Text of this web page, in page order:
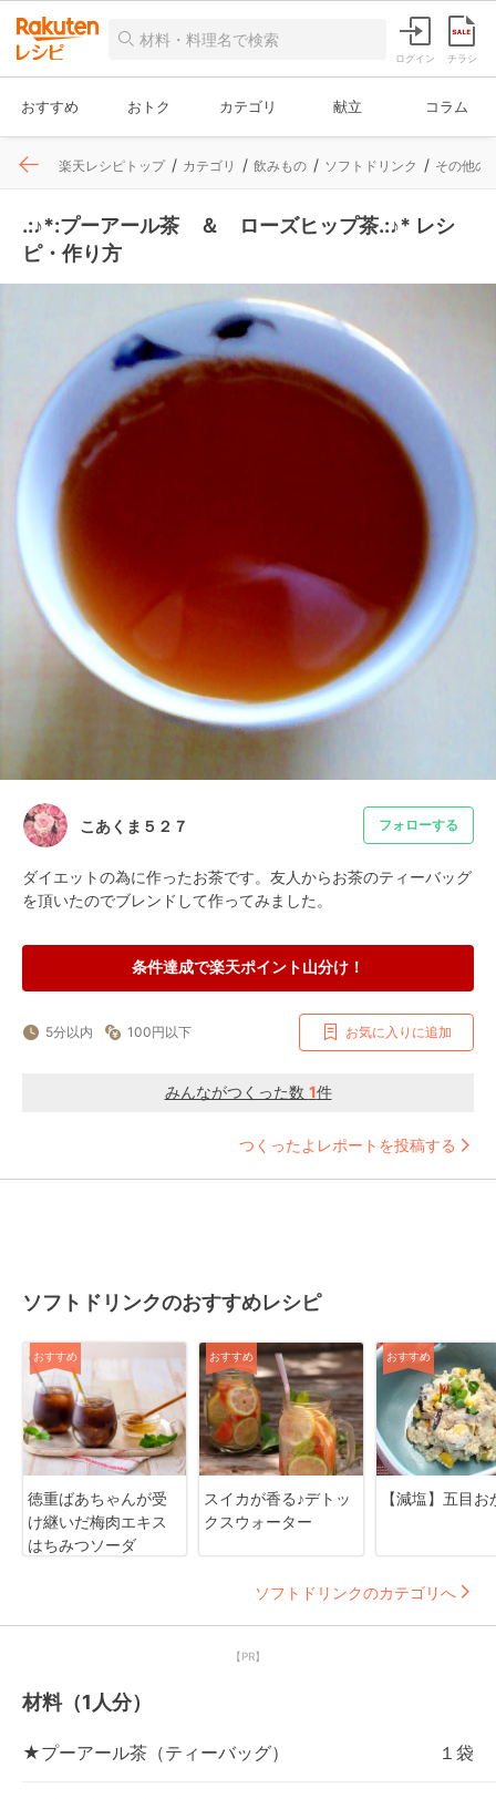
ログイン チラシ
おすすめ おトク カテゴリ 献立 コラム
楽天レシピトップ カテゴリ 飲みもの ソフトドリンク その他の
.:♪*:プーアール茶 ＆ ローズヒップ茶.:♪* レシ
ピ・作り方
こあくま５２７ フォローする
ダイエットの為に作ったお茶です。友人からお茶のティーバッグ
を頂いたのでブレンドして作ってみました。
条件達成で楽天ポイント山分け！
5分以内 100円以下 お気に入りに追加
みんながつくった数 1件
つくったよレポートを投稿する
ソフトドリンクのおすすめレシピ
おすすめ
徳重ばあちゃんが受
け継いだ梅肉エキス
はちみつソーダ
おすすめ
スイカが香る♪デトッ
クスウォーター
おすすめ
【減塩】五目お
ソフトドリンクのカテゴリへ
【PR】
材料（1人分）
★プーアール茶（ティーバッグ） １袋